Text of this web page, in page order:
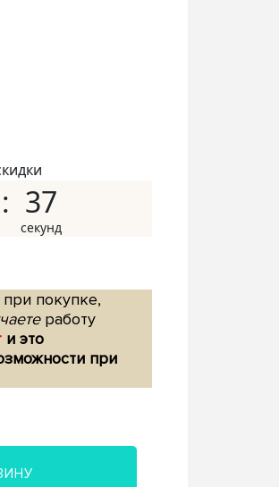
36
покупке,
работу
и это
при